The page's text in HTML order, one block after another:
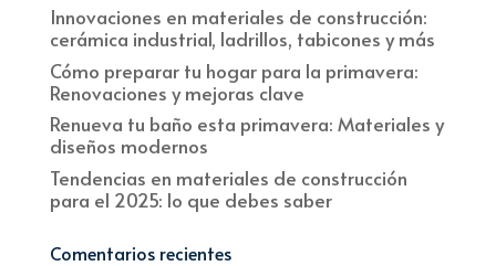
Innovaciones en materiales de construcción:
cerámica industrial, ladrillos, tabicones y más
Cómo preparar tu hogar para la primavera:
Renovaciones y mejoras clave
Renueva tu baño esta primavera: Materiales y
diseños modernos
Tendencias en materiales de construcción
para el 2025: lo que debes saber
Comentarios recientes